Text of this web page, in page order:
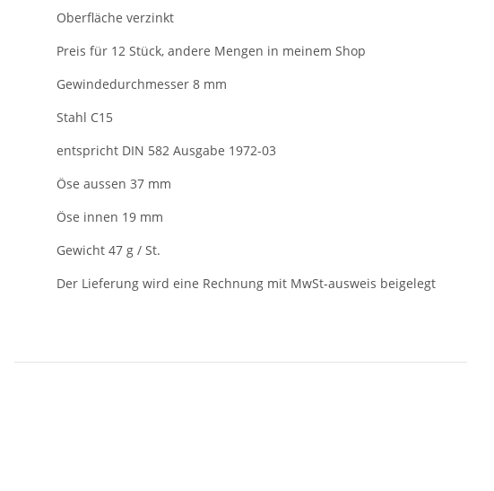
Oberfläche verzinkt
Preis für 12 Stück, andere Mengen in meinem Shop
Gewindedurchmesser 8 mm
Stahl C15
entspricht DIN 582 Ausgabe 1972-03
Öse aussen 37 mm
Öse innen 19 mm
Gewicht 47 g / St.
Der Lieferung wird eine Rechnung mit MwSt-ausweis beigelegt